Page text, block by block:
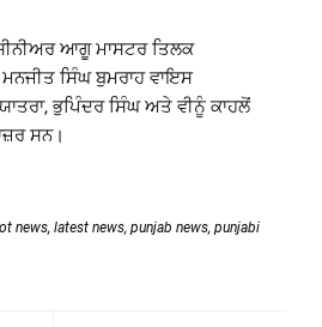
ਆਗੂ ਮਾਸਟਰ ਤਿਲਕ
ਸਿੰਘ ਬੁਮਰਾਹ ਵਾਇਸ
ਭੁਪਿੰਦਰ ਸਿੰਘ ਅਤੇ ਵੀਨੂੰ ਕਾਹਲੋਂ
ਸਨ।
news, latest news, punjab news, punjabi